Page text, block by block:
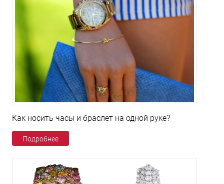
Как носить часы и браслет на одной руке?
Подробнее